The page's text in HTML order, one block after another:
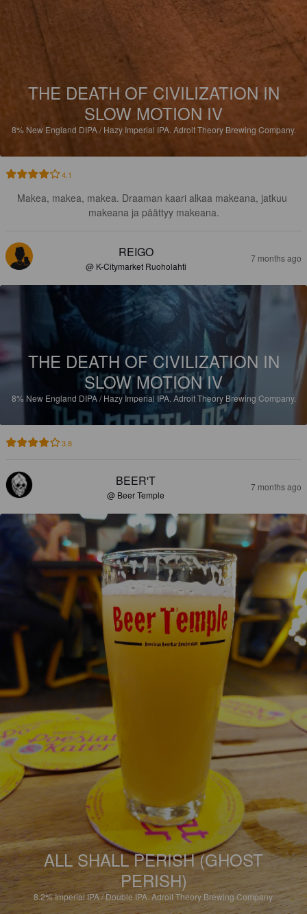
THE DEATH OF CIVILIZATION IN
SLOW MOTION IV
8% New England DIPA / Hazy Imperial IPA. Adroit Theory Brewing Company.
4.1
Makea, makea, makea. Draaman kaari alkaa makeana, jatkuu
makeana ja päättyy makeana.
REIGO
@ K-Citymarket Ruoholahti
7 months ago
THE DEATH OF CIVILIZATION IN
SLOW MOTION IV
8% New England DIPA / Hazy Imperial IPA. Adroit Theory Brewing Company.
3.8
BEER'T
@ Beer Temple
7 months ago
ALL SHALL PERISH (GHOST
PERISH)
8.2%Imperial IPA / Double IPA.Adroit Theory Brewing Company.